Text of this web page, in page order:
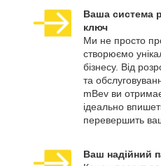
Ваша система
ключ
Ми не просто
створюємо
бізнесу. Від
та
mBev ви
ідеально
перевершить
Ваш надійний